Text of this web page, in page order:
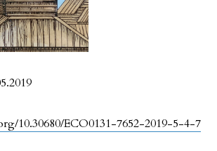
10.30680/ECO0131-7652-2019-5-4-7